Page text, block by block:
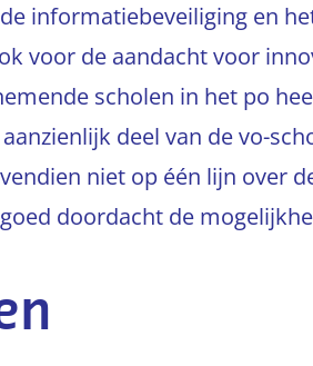
informatiebeveiliging en
voor de aandacht voor
scholen in het po
deel van de vo-
niet op één lijn over
doordacht de